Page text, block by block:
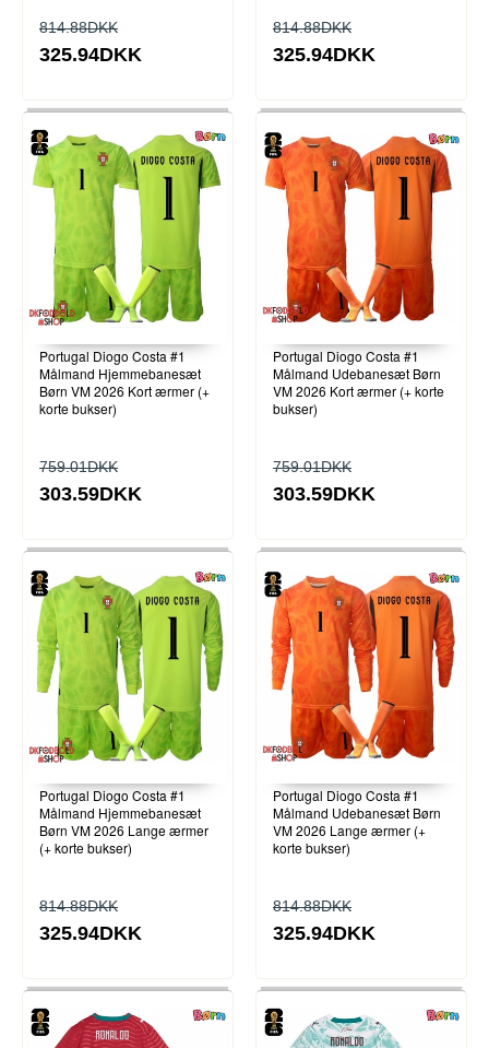
814.88DKK
325.94DKK
814.88DKK
325.94DKK
Portugal Diogo Costa #1
Målmand Hjemmebanesæt
Børn VM 2026 Kort ærmer (+
korte bukser)
759.01DKK
303.59DKK
Portugal Diogo Costa #1
Målmand Udebanesæt Børn
VM 2026 Kort ærmer (+ korte
bukser)
759.01DKK
303.59DKK
Portugal Diogo Costa #1
Målmand Hjemmebanesæt
Børn VM 2026 Lange ærmer
(+ korte bukser)
814.88DKK
325.94DKK
Portugal Diogo Costa #1
Målmand Udebanesæt Børn
VM 2026 Lange ærmer (+
korte bukser)
814.88DKK
325.94DKK